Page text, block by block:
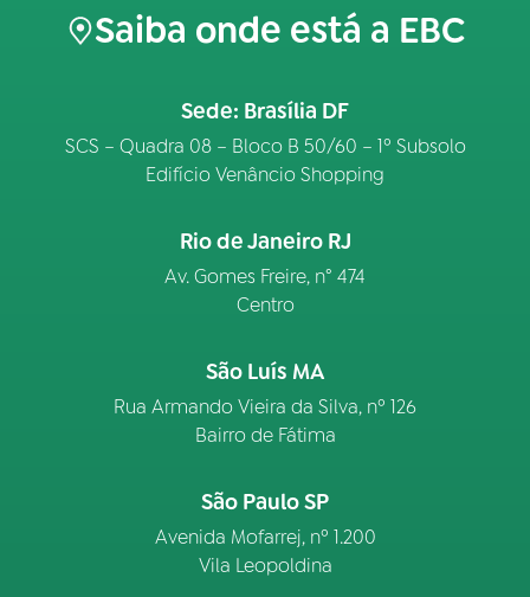
Saiba onde está a EBC
Sede: Brasília DF
SCS – Quadra 08 – Bloco B 50/60 – 1º Subsolo
Edifício Venâncio Shopping
Rio de Janeiro RJ
Av. Gomes Freire, n° 474
Centro
São Luís MA
Rua Armando Vieira da Silva, nº 126
Bairro de Fátima
São Paulo SP
Avenida Mofarrej, nº 1.200
Vila Leopoldina